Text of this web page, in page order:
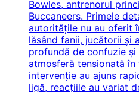
Bowles, antrenorul
Buccaneers. Primele
autoritățile nu au oferit
lăsând fanii, jucătorii și
profundă de confuzie
atmosferă tensionată
intervenție au ajuns
ligă, reacțiile au variat